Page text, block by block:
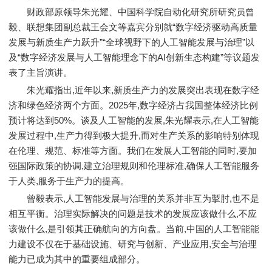
财政部原领导朱光耀、中国科学院自动化研究所研究员曾
毅、联想集团副总裁王会文等嘉宾分别就“数字经济驱动高质量
发展与新质生产力跃升”“全球视野下的人工智能发展与治理”以
及“数字经济发展与人工智能理念下的AI创新生态构建”等议题发
表了主旨演讲。
朱光耀指出,近年以来,新质生产力的发展突出表现在数字经
济和绿色经济两个方面。2025年,数字经济占我国整体经济比例
预计将达到50%。谈及人工智能的发展,朱光耀表示,在人工智能
发展过程中,生产力得到极大提升,而对生产关系的影响特别体现
在伦理、规范、标准等方面。我们在发展人工智能的同时,要加
强国际政策的协调,建立治理规则和伦理标准,确保人工智能服务
于人类,服务于生产力的提高。
曾毅表示,人工智能发展与治理的关系并非互为掣肘,也不是
相互平衡。治理实际解决的问题是技术的发展应该做什么,不应
该做什么,是引领其正确航向的方向盘。当前,中国的人工智能能
力建设不仅在于基础设施、研究与创新、产业应用,安全与治理
能力已成为其中的重要组成部分。